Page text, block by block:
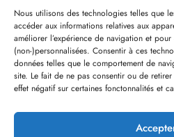
Nous utilisons des technologies telles que
accéder aux informations relatives aux
améliorer l’expérience de navigation et
(non-)personnalisées. Consentir à ces
données telles que le comportement de
site. Le fait de ne pas consentir ou de
effet négatif sur certaines fonctonnalités et